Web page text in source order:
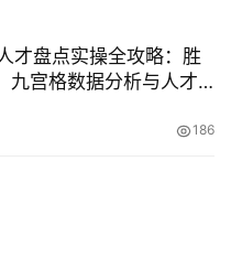
才盘点实操全攻略：胜
九宫格数据分析与人才
186